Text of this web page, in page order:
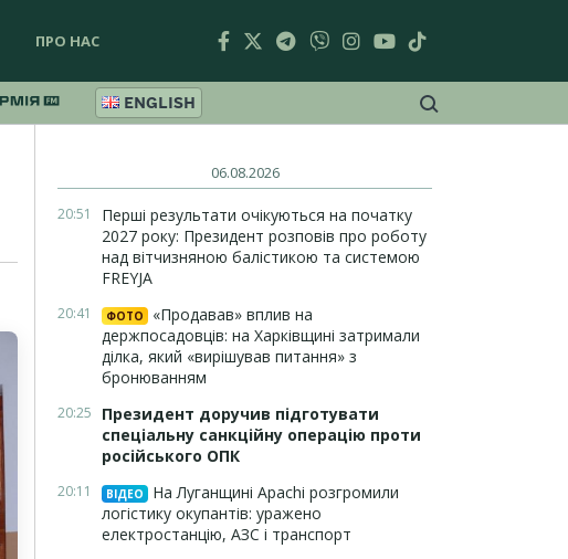
ПРО НАС
ENGLISH
06.08.2026
20:51
Перші результати очікуються на початку
2027 року: Президент розповів про роботу
над вітчизняною балістикою та системою
FREYJA
20:41 ФОТО
«Продавав» вплив на
держпосадовців: на Харківщині затримали
ділка, який «вирішував питання» з
бронюванням
20:25
Президент доручив підготувати
спеціальну санкційну операцію проти
російського ОПК
20:11 ВІДЕО
На Луганщині Apachi розгромили
логістику окупантів: уражено
електростанцію, АЗС і транспорт